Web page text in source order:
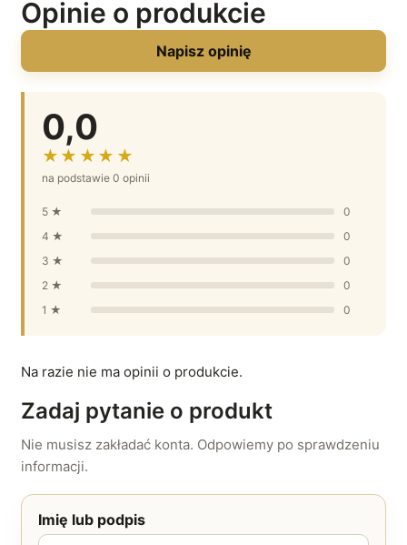
Opinie o produkcie
Napisz opinię
0,0
★★★★★
na podstawie 0 opinii
5 ★
0
4 ★
0
3 ★
0
2 ★
0
1 ★
0
Na razie nie ma opinii o produkcie.
Zadaj pytanie o produkt
Nie musisz zakładać konta. Odpowiemy po sprawdzeniu
informacji.
Imię lub podpis